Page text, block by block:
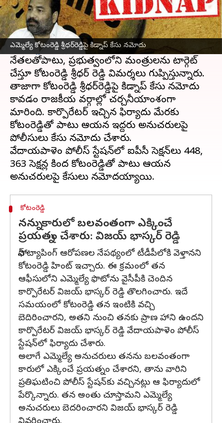
ఎమ్మెల్యే కోటంరెడ్డి శ్రీధర్‌రెడ్డిపై కిడ్నాప్ కేసు నమోదు
ఈ వార్తాకథనం ఏంటి
ఫోన్ ట్యాపింగ్ఆరోపణలతో కొన్నిరోజులుగా వైసీసీ
తీరుగుబాటు నేత, నెల్లూరు రూరల్‌ ఎమ్మెల్యేకోటంరెడ్డి
శ్రీధర్‌రెడ్డివార్తల్లో నిలుస్తున్నారు. వైసీపీకి చెందిన కీలక
నేతలతోపాటు, ప్రభుత్వంలోని మంత్రులను టార్గెట్
చేస్తూ కోటంరెడ్డి శ్రీధర్ రెడ్డి విమర్శలు గుప్పిస్తున్నారు.
తాజాగా కోటంరెడ్డి శ్రీధర్‌రెడ్డిపై కిడ్నాప్ కేసు నమోదు
కావడం రాజకీయ వర్గాల్లో చర్చనీయాంశంగా
మారింది. కార్పొరేటర్ ఇచ్చిన ఫిర్యాదు మేరకు
కోటంరెడ్డితో పాటు ఆయన ఇద్దరు అనుచరులపై
పోలీసులు కేసు నమోదు చేశారు.
వేదాయపాళెం పోలీస్ స్టేషన్‌లో ఐపీసీ సెక్షన్‌లు 448,
363 సెక్షన్ల కింద కోటంరెడ్డితో పాటు ఆయన
కోటంరెడ్డి
నన్ను కారులో బలవంతంగా ఎక్కించే
ప్రయత్నం చేశారు: విజయ్ భాస్కర్ రెడ్డి
ఫోన్ ట్యాపింగ్ ఆరోపణల నేపథ్యంలో టీడీపీలోకి వెళ్తానని
కోటంరెడ్డి హింట్ ఇచ్చారు. ఈ క్రమంలో తన
ఆఫీసులోని ఎమ్మెల్యే ఫొటోను వైసీపీకి చెందిన
కార్పొరేటర్ విజయ్ భాస్కర్ రెడ్డి తొలగించారు. ఇదే
సమయంలో కోటంరెడ్డి తన ఇంటికి వచ్చి
బెదిరించారని, అతని నుంచి తనకు ప్రాణ హాని ఉందని
కార్పొరేటర్ విజయ్ భాస్కర్ రెడ్డి వేదాయపాళెం పోలీస్
స్టేషన్‌లో ఫిర్యాదు చేశారు.
అలాగే ఎమ్మెల్యే అనుచరులు తనను బలవంతంగా
కారులో ఎక్కించే ప్రయత్నం చేశారని, తాను వారిని
ప్రతిఘటించి పోలీస్ స్టేషన్‌కు వచ్చినట్లు ఆ ఫిర్యాదులో
పేర్కొన్నారు. తన అంతు చూస్తామని ఎమ్మెల్యే
అనుచరులు బెదరించారని విజయ్ భాస్కర్ రెడ్డి